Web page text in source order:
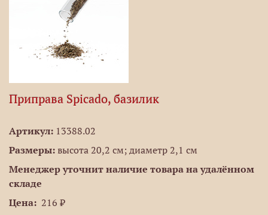
Приправа Spicado, базилик
Артикул: 13388.02
Размеры: высота 20,2 см; диаметр 2,1 см
Менеджер уточнит наличие товара на удалённом
складе
Цена: 216 ₽